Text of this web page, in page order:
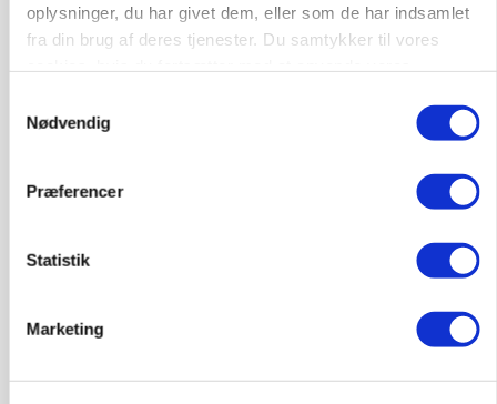
oplysninger, du har givet dem, eller som de har indsamlet
fra din brug af deres tjenester. Du samtykker til vores
Nødvendig
Præferencer
Statistik
Marketing
KVÆG